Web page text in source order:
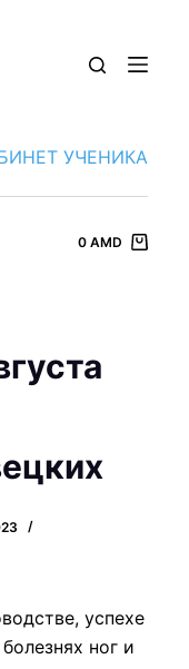
УЧЕНИКА
0 AMD
успехе
ног и